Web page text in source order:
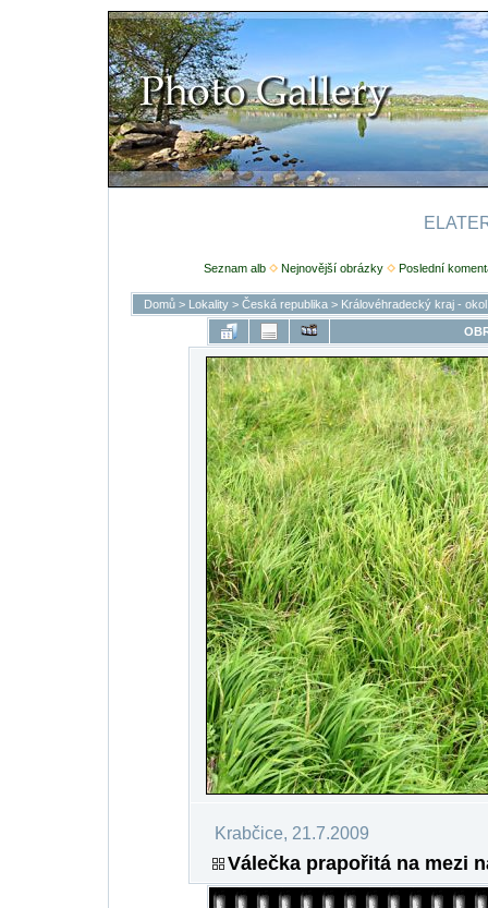
Seznam alb Nejnovější obrázky Poslední
Domů> Lokality> Česká republika> Královéhradecký kraj -
Krabčice, 21.7.2009
Válečka prapořitá na mezi